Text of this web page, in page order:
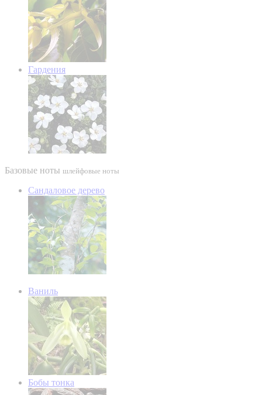
Гардения
Базовые ноты шлейфовые ноты
Сандаловое дерево
Ваниль
Бобы тонка